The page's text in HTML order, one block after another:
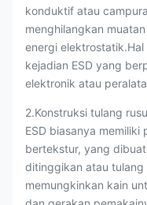
konduktif atau
menghilangkan
energi
kejadian ESD yang
elektronik atau
2.Konstruksi tulang
ESD biasanya
bertekstur, yang
ditinggikan atau
memungkinkan kain